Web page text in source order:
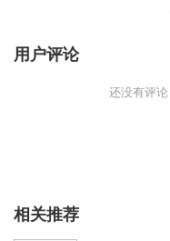
用户评论
还没有评论
相关推荐